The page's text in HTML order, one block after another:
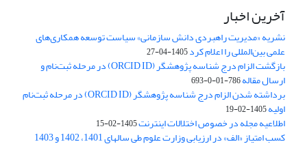
آخرین اخبار
نشریه «مدیریت راهبردی دانش سازمانی» سیاست توسعه همکاری‌های
علمی بین‌المللی را اعلام کرد1405-04-27
بازگشت الزام درج شناسه پژوهشگر (ORCID ID) در مرحله ثبت‌نام و
ارسال مقاله786-01-0-693
برداشته شدن الزام درج شناسه پژوهشگر (ORCID ID) در مرحله ثبت‌نام
اولیه1405-02-19
اطلاعیه مجله در خصوص اختلالات اینترنت1405-02-15
کسب امتیاز «الف» در ارزیابی وزارت علوم طی سالهای 1401، 1402 و 1403